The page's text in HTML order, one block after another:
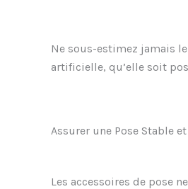
Ne sous-estimez jamais
artificielle, qu’elle soit
Assurer une Pose Stable
Les accessoires de pose